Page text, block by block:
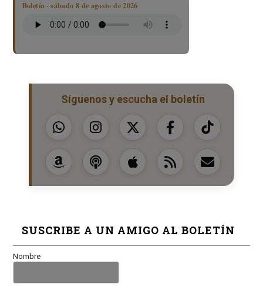
Boletín · sábado 8 de agosto de 2026
Síguenos y escucha el boletín
SUSCRIBE A UN AMIGO AL BOLETÍN
Nombre